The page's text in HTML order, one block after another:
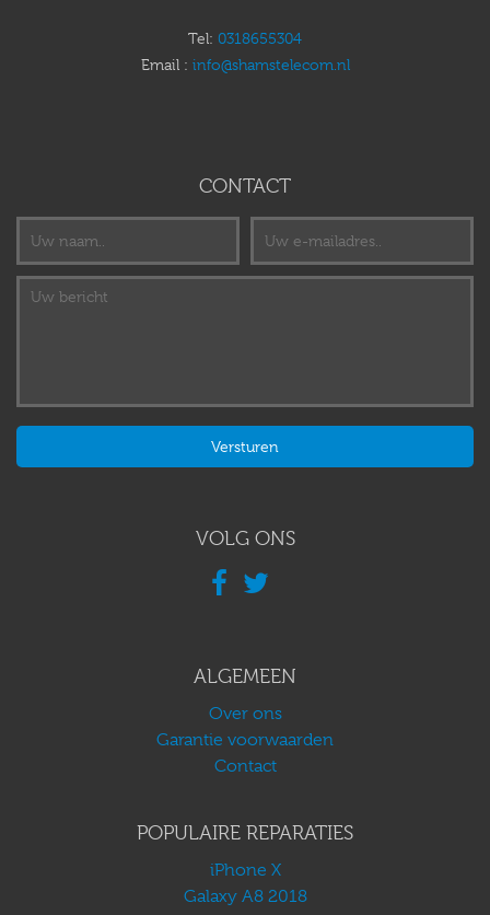
Tel: 0318655304
Email : info@shamstelecom.nl
CONTACT
VOLG ONS
ALGEMEEN
Over ons
Garantie voorwaarden
Contact
POPULAIRE REPARATIES
iPhone X
Galaxy A8 2018